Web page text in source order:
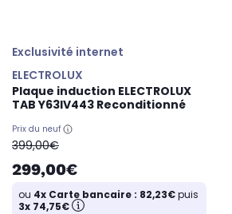
Exclusivité internet
ELECTROLUX
Plaque induction ELECTROLUX
TAB Y63IV443 Reconditionné
Prix du neuf
oldPrice
399,00€
299,00€
ou 4x Carte bancaire : 82,23€puis
3x 74,75€